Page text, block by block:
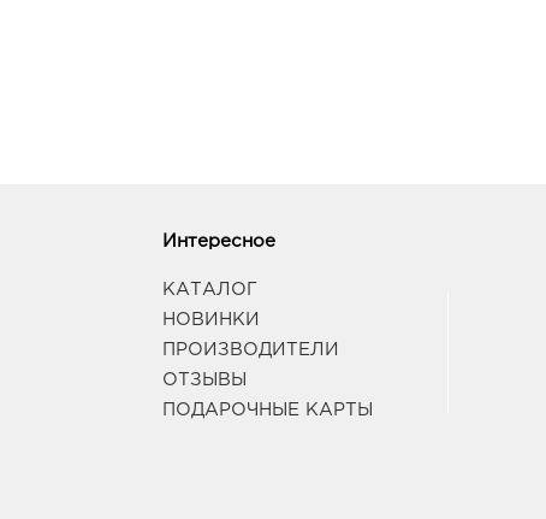
Интересное
КАТАЛОГ
НОВИНКИ
ПРОИЗВОДИТЕЛИ
ОТЗЫВЫ
ПОДАРОЧНЫЕ КАРТЫ